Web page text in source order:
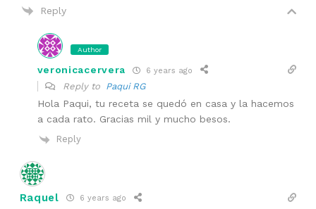
Reply
Author
veronicacervera 6 years ago
Reply to Paqui RG
Hola Paqui, tu receta se quedó en casa y la hacemos
a cada rato. Gracias mil y mucho besos.
Reply
Raquel 6 years ago